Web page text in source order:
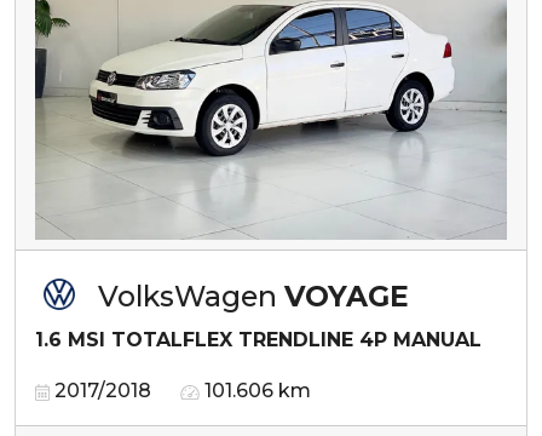
VolksWagen VOYAGE
1.6 MSI TOTALFLEX TRENDLINE 4P MANUAL
2017/2018 101.606 km